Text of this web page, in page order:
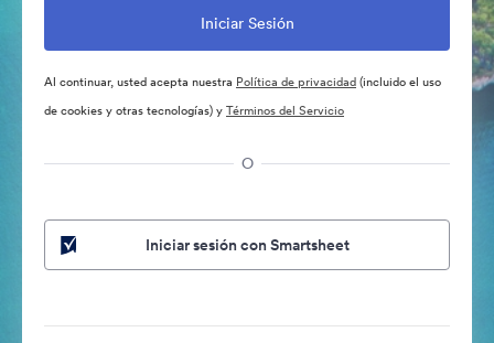
Al continuar, usted acepta nuestra Política de privacidad(incluido el uso
de cookies y otras tecnologías) yTérminos del Servicio
O
Iniciar sesión con Smartsheet